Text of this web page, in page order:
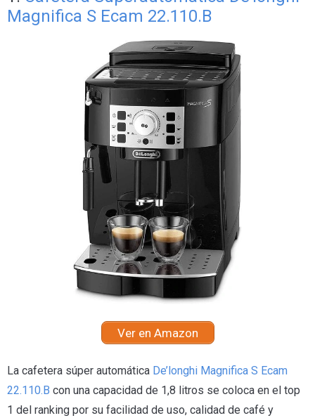
Magnifica S Ecam 22.110.B
Ver en Amazon
La cafetera súper automática De’longhi Magnifica S Ecam
22.110.B con una capacidad de 1,8 litros se coloca en el top
1 del ranking por su facilidad de uso, calidad de café y